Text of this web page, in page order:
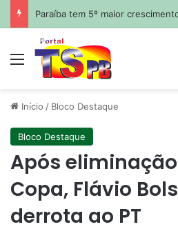
Menu
Início / Bloco Destaque
Bloco Destaque
Após
Copa, Flávio
derrota ao PT